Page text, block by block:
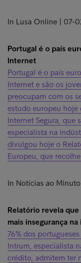
In Lusa Online | 07-
Portugal é o país
Internet
Portugal é o país
Internet e são os
preocupam com os
estudo europeu
Internet Segura, que
especialista na
divulgou hoje o
Europeu, que
In Notícias ao
Relatório revela
mais insegurança
76% dos
Intrum, especialista
crédito, admitem ter